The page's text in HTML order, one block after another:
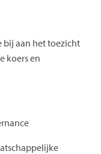
bij aan het toezicht
koers en